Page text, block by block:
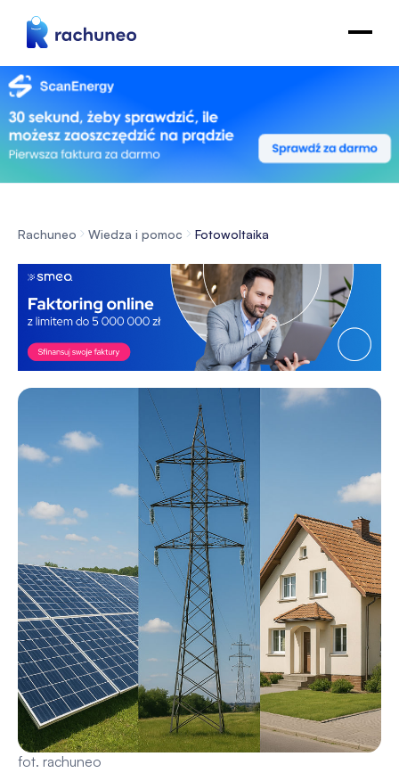
Rachuneo Wiedza i pomoc Fotowoltaika
fot. rachuneo